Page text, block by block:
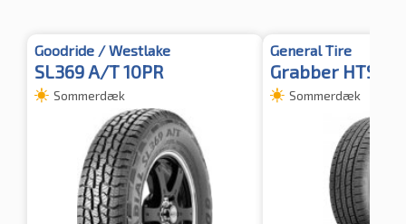
Goodride / Westlake
SL369 A/T 10PR
Sommerdæk
General Tire
Grabber HTS60
Sommerdæk